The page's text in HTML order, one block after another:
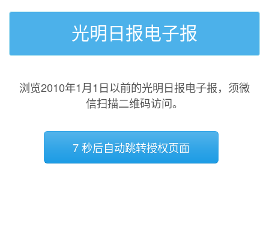
光明日报电子报
浏览2010年1月1日以前的光明日报电子报，须微
信扫描二维码访问。
7 秒后自动跳转授权页面